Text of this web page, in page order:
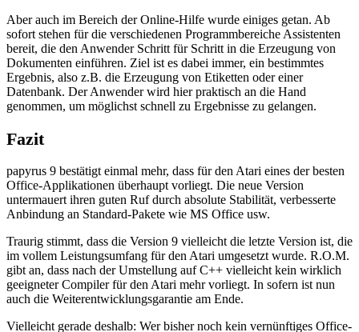
Aber auch im Bereich der Online-Hilfe wurde einiges getan. Ab
sofort stehen für die verschiedenen Programmbereiche Assistenten
bereit, die den Anwender Schritt für Schritt in die Erzeugung von
Dokumenten einführen. Ziel ist es dabei immer, ein bestimmtes
Ergebnis, also z.B. die Erzeugung von Etiketten oder einer
Datenbank. Der Anwender wird hier praktisch an die Hand
genommen, um möglichst schnell zu Ergebnisse zu gelangen.
Fazit
papyrus 9 bestätigt einmal mehr, dass für den Atari eines der besten
Office-Applikationen überhaupt vorliegt. Die neue Version
untermauert ihren guten Ruf durch absolute Stabilität, verbesserte
Anbindung an Standard-Pakete wie MS Office usw.
Traurig stimmt, dass die Version 9 vielleicht die letzte Version ist, die
im vollem Leistungsumfang für den Atari umgesetzt wurde. R.O.M.
gibt an, dass nach der Umstellung auf C++ vielleicht kein wirklich
geeigneter Compiler für den Atari mehr vorliegt. In sofern ist nun
auch die Weiterentwicklungsgarantie am Ende.
Vielleicht gerade deshalb: Wer bisher noch kein vernünftiges Office-